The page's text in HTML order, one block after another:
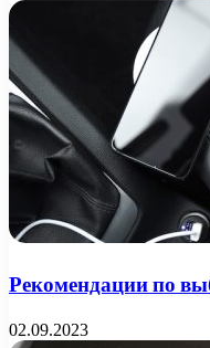
Рекомендации по
02.09.2023